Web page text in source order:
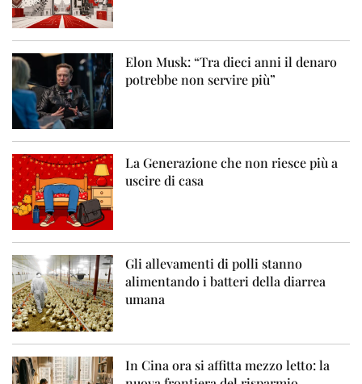
Elon Musk: “Tra dieci anni il denaro
potrebbe non servire più”
La Generazione che non riesce più a
uscire di casa
Gli allevamenti di polli stanno
alimentando i batteri della diarrea
umana
In Cina ora si affitta mezzo letto: la